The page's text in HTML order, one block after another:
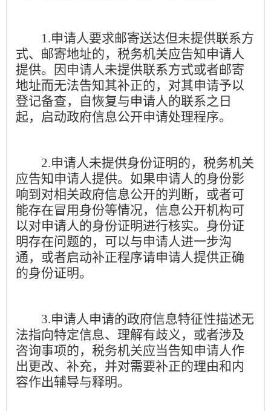
1.申请人要求邮寄送达但未提供联系方
式、邮寄地址的，税务机关应告知申请人
提供。因申请人未提供联系方式或者邮寄
地址而无法告知其补正的，对其申请予以
登记备查，自恢复与申请人的联系之日
起，启动政府信息公开申请处理程序。
2.申请人未提供身份证明的，税务机关
应告知申请人提供。如果申请人的身份影
响到对相关政府信息公开的判断，或者可
能存在冒用身份等情况，信息公开机构可
以对申请人的身份证明进行核实。身份证
明存在问题的，可以与申请人进一步沟
通，或者启动补正程序请申请人提供正确
的身份证明。
3.申请人申请的政府信息特征性描述无
法指向特定信息、理解有歧义，或者涉及
咨询事项的，税务机关应当告知申请人作
出更改、补充，并对需要补正的理由和内
容作出辅导与释明。